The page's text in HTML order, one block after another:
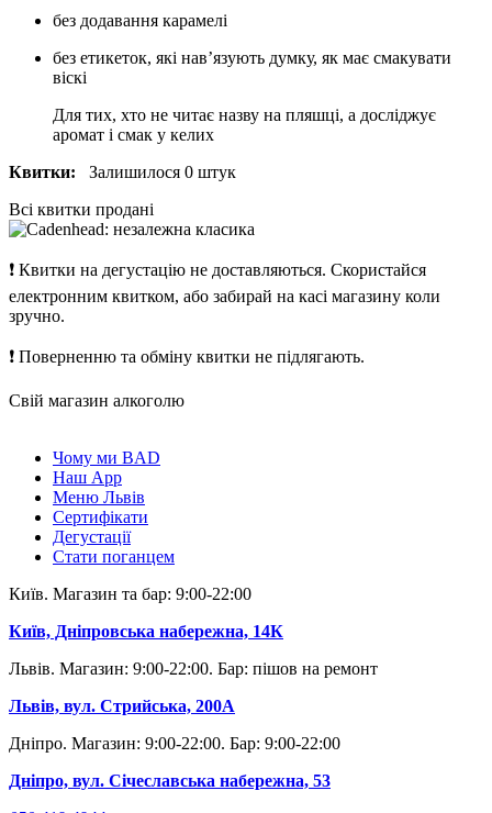
без додавання карамелі
без етикеток, які нав’язують думку, як має смакувати
віскі
Для тих, хто не читає назву на пляшці, а досліджує
аромат і смак у келих
Квитки: Залишилося 0 штук
Всі квитки продані
❗ Квитки на дегустацію не доставляються. Скористайся
електронним квитком, або забирай на касі магазину коли
зручно.
❗ Поверненню та обміну квитки не підлягають.
Свій магазин алкоголю
Чому ми BAD
Наш App
Меню Львів
Сертифікати
Дегустації
Стати поганцем
Київ. Магазин та бар: 9:00-22:00
Київ, Дніпровська набережна, 14К
Львів. Магазин: 9:00-22:00. Бар: пішов на ремонт
Львів, вул. Стрийська, 200А
Дніпро. Магазин: 9:00-22:00. Бар: 9:00-22:00
Дніпро, вул. Січеславська набережна, 53